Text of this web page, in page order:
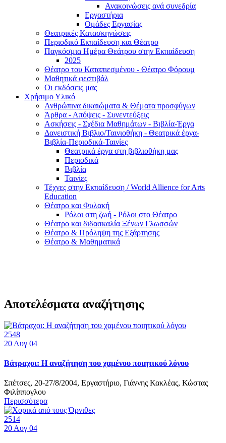
Ανακοινώσεις ανά συνεδρία
Εργαστήρια
Ομάδες Εργασίας
Θεατρικές Κατασκηνώσεις
Περιοδικό Εκπαίδευση και Θέατρο
Παγκόσμια Ημέρα Θεάτρου στην Εκπαίδευση
2025
Θέατρο του Καταπιεσμένου - Θέατρο Φόρουμ
Μαθητικά φεστιβάλ
Οι εκδόσεις μας
Χρήσιμο Υλικό
Ανθρώπινα δικαιώματα & Θέματα προσφύγων
Άρθρα - Απόψεις - Συνεντεύξεις
Ασκήσεις - Σχέδια Μαθημάτων - Βιβλία-Έργα
Δανειστική Βιβλιο/Ταινιοθήκη - Θεατρικά έργα-
Βιβλία-Περιοδικά-Ταινίες
Θεατρικά έργα στη βιβλιοθήκη μας
Περιοδικά
Βιβλία
Ταινίες
Τέχνες στην Εκπαίδευση / World Allience for Arts
Education
Θέατρο και Φυλακή
Ρόλοι στη ζωή - Ρόλοι στο Θέατρο
Θέατρο και διδασκαλία Ξένων Γλωσσών
Θέατρο & Πρόληψη της Εξάρτησης
Θέατρο & Μαθηματικά
Αποτελέσματα αναζήτησης
2548
20 Αυγ 04
Βάτραχοι: Η αναζήτηση του χαμένου ποιητικού λόγου
Σπέτσες, 20-27/8/2004, Εργαστήριο, Γιάννης Κακλέας, Κώστας
Φιλίππογλου
Περισσότερα
2514
20 Αυγ 04